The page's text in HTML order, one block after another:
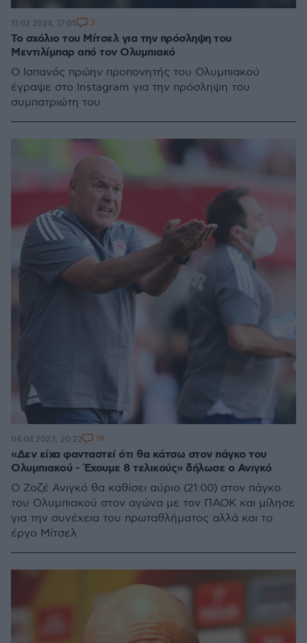
Το σχόλιο του Μίτσελ για την πρόσληψη του
Μεντιλίμπαρ από τον Ολυμπιακό
Ο Ισπανός πρώην προπονητής του Ολυμπιακού
έγραψε στο Instagram για την πρόσληψη του
συμπατριώτη του
11.02.2024, 17:05 3
«Δεν είχα φανταστεί ότι θα κάτσω στον πάγκο του
Ολυμπιακού - Έχουμε 8 τελικούς» δήλωσε ο Ανιγκό
Ο Ζοζέ Ανιγκό θα καθίσει αύριο (21:00) στον πάγκο
του Ολυμπιακού στον αγώνα με τον ΠΑΟΚ και μίλησε
για την συνέχεια του πρωταθλήματος αλλά και το
έργο Μίτσελ
04.04.2023, 20:22 19